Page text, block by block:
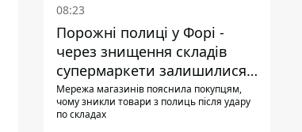
08:23
Порожні полиці у Форі -
через знищення складів
супермаркети залишилися
без асортименту
Мережа магазинів пояснила покупцям,
чому зникли товари з полиць після удару
по складах